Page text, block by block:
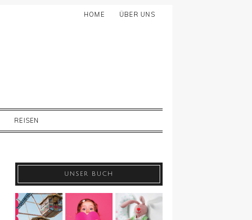
HOME ÜBER UNS
REISEN
UNSER BUCH